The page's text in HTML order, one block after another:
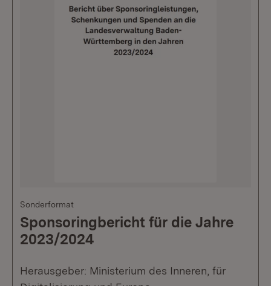
Sonderformat
Sponsoringbericht für die Jahre
2023/2024
Herausgeber: Ministerium des Inneren, für